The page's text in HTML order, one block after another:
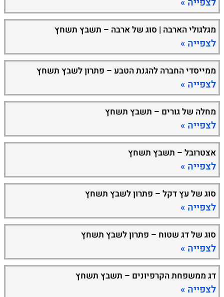
מגלגולי הארבה | סוג של ארבה – תשבץ תשחץ
לצפייה »
ממייסדי החברה להגנת הטבע – פתרון לשבץ תשחץ
לצפייה »
מחלה של גורים – תשבץ תשחץ
לצפייה »
אצטרובל – תשבץ תשחץ
לצפייה »
סוג של עץ דקל – פתרון לשבץ תשחץ
לצפייה »
סוג של דג שטוח – פתרון לשבץ תשחץ
לצפייה »
דג ממשפחת הקרפיונים – תשבץ תשחץ
לצפייה »